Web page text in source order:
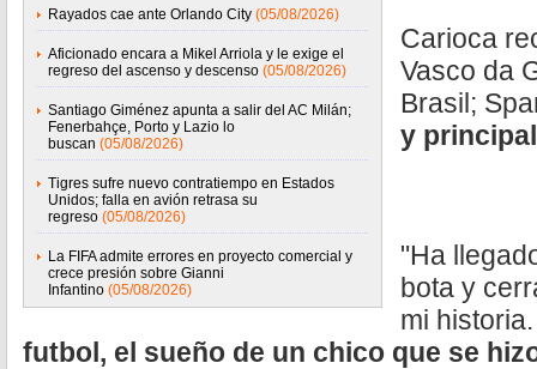
Rayados cae ante Orlando City (05/08/2026)
Aficionado encara a Mikel Arriola y le exige el
regreso del ascenso y descenso (05/08/2026)
Santiago Giménez apunta a salir del AC Milán;
Fenerbahçe, Porto y Lazio lo
buscan (05/08/2026)
Tigres sufre nuevo contratiempo en Estados
Unidos; falla en avión retrasa su
regreso (05/08/2026)
La FIFA admite errores en proyecto comercial y
crece presión sobre Gianni
Infantino (05/08/2026)
Carioca
Vasco da
Brasil;
y
"Ha
bota y
mi historia.
futbol, el sueño de un chico que se